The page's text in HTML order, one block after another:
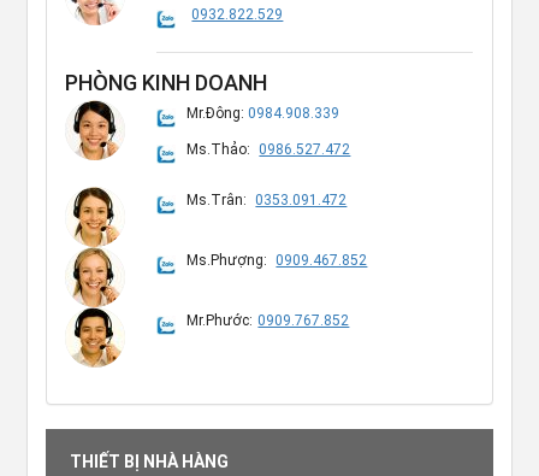
0932.822.529
PHÒNG KINH DOANH
Mr.Đông:0984.908.339
Ms.Thảo: 0986.527.472
Ms.Trân: 0353.091.472
Ms.Phượng: 0909.467.852
Mr.Phước: 0909.767.852
THIẾT BỊ NHÀ HÀNG